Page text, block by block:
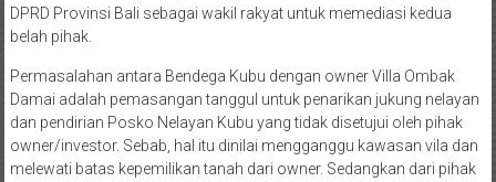
DPRD Provinsi Bali sebagai wakil rakyat untuk memediasi kedua
belah pihak.
Permasalahan antara Bendega Kubu dengan owner Villa Ombak
Damai adalah pemasangan tanggul untuk penarikan jukung nelayan
dan pendirian Posko Nelayan Kubu yang tidak disetujui oleh pihak
owner/investor. Sebab, hal itu dinilai mengganggu kawasan vila dan
melewati batas kepemilikan tanah dari owner. Sedangkan dari pihak